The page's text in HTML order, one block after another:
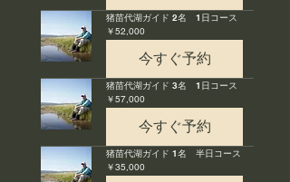
猪苗代湖ガイド 2名 1日コース
52,000
円
￥52,000
今すぐ予約
猪苗代湖ガイド 3名 1日コース
57,000
円
￥57,000
今すぐ予約
猪苗代湖ガイド 1名 半日コース
35,000
円
￥35,000